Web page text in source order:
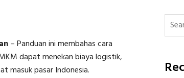
–Panduan ini membahas cara
dapat menekan biaya logistik,
masuk pasar Indonesia.